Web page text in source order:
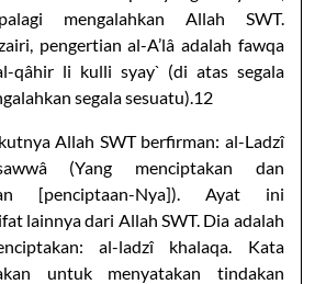
mengalahkan Allah SWT.
pengertian al-A’lâ adalah fawqa
qâhir li kulli syay` (di atas segala
segala sesuatu).12
Allah SWT berfirman: al-Ladzî
(Yang menciptakan dan
[penciptaan-Nya]). Ayat ini
lainnya dari Allah SWT. Dia adalah
al-ladzî khalaqa. Kata
untuk menyatakan tindakan